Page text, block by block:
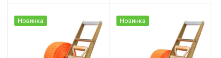
Новинка Новинка